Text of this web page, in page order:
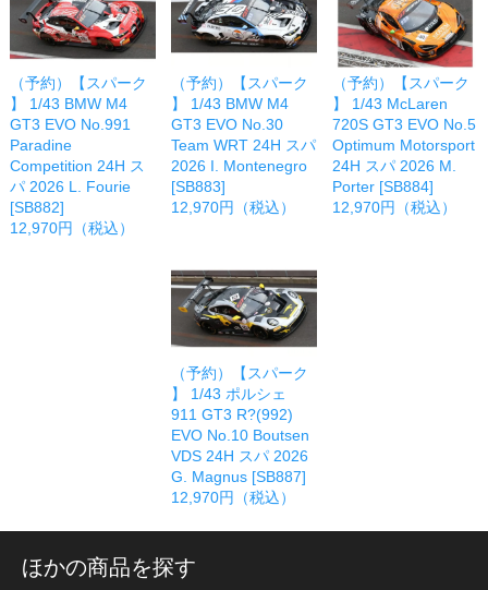
（予約）【スパーク
】 1/43 BMW M4
GT3 EVO No.991
Paradine
Competition 24H ス
パ 2026 L. Fourie
[SB882]
12,970円（税込）
（予約）【スパーク
】 1/43 BMW M4
GT3 EVO No.30
Team WRT 24H スパ
2026 I. Montenegro
[SB883]
12,970円（税込）
（予約）【スパーク
】 1/43 McLaren
720S GT3 EVO No.5
Optimum Motorsport
24H スパ 2026 M.
Porter [SB884]
12,970円（税込）
（予約）【スパーク
】 1/43 ポルシェ
911 GT3 R?(992)
EVO No.10 Boutsen
VDS 24H スパ 2026
G. Magnus [SB887]
12,970円（税込）
ほかの商品を探す